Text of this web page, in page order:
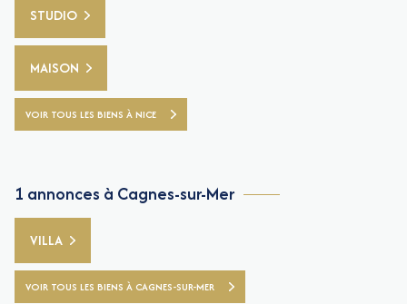
STUDIO
MAISON
VOIR TOUS LES BIENS À NICE
1 annonces à Cagnes-sur-Mer
VILLA
VOIR TOUS LES BIENS À CAGNES-SUR-MER